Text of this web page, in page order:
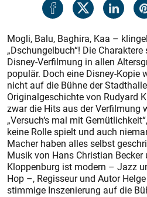
Mogli, Balu, Baghira, Kaa –
„Dschungelbuch“! Die
Disney-Verfilmung in allen
populär. Doch eine Disney-Kopie
nicht auf die Bühne der
Originalgeschichte von Rud­yard
zwar die Hits aus der Verfilmung
„Versuch‘s mal mit
keine Rolle spielt und auch
Macher haben alles selbst
Musik von Hans Christian Becker
Kloppenburg ist modern – Jazz
Hop –, Regisseur und Autor
stimmige Inszenierung auf die